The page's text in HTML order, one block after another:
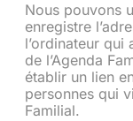
Nous pouvons
enregistre
l’ordinateur qui
de l’Agenda
établir un lien
personnes qui
Familial.